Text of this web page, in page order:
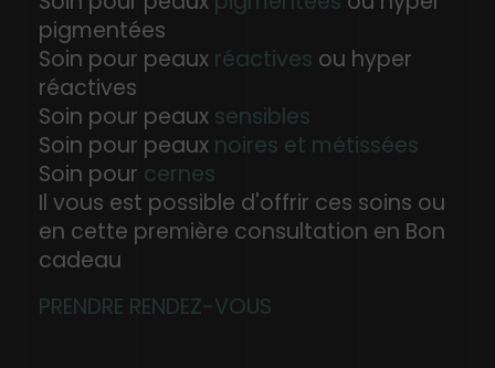
pigmentées
Soin pour peaux réactives ou hyper
réactives
Soin pour peaux sensibles
Soin pour peaux noires et métissées
Soin pour cernes
Il vous est possible d'offrir ces soins ou
en cette première consultation en Bon
cadeau
PRENDRE RENDEZ-VOUS